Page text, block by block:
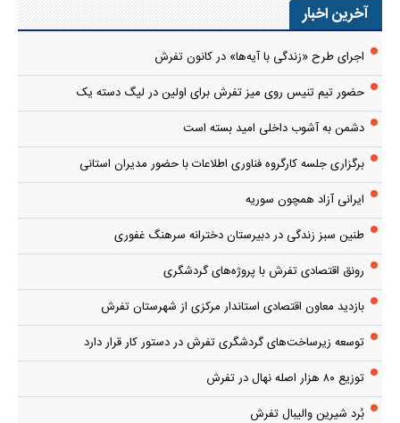
آخرین اخبار
اجرای طرح «زندگی با آیه‌ها» در کانون تفرش
حضور تیم تنیس روی میز تفرش برای اولین در لیگ دسته یک
دشمن به آشوب داخلی امید بسته است
برگزاری جلسه کارگروه فناوری اطلاعات با حضور مدیران استانی
ایرانی آزاد همچون سوریه
طنین سبز زندگی در دبیرستان دخترانه سرهنگ غفوری
رونق اقتصادی تفرش با پروژه‌های گردشگری
بازدید معاون اقتصادی استاندار مرکزی از شهرستان تفرش
توسعه زیرساخت‌های گردشگری تفرش در دستور کار قرار دارد
توزیع ۸۰ هزار اصله نهال در تفرش
بُرد شیرین والیبال تفرش